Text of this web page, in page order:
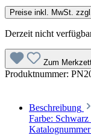
Preise inkl. MwSt.
Derzeit nicht
Zum
Produktnummer:
Beschreibung
Farbe: